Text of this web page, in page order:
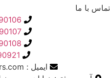
تماس با ما
ایمیل : info[@]tabanpars.com